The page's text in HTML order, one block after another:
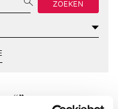
ZOEKEN
“”.